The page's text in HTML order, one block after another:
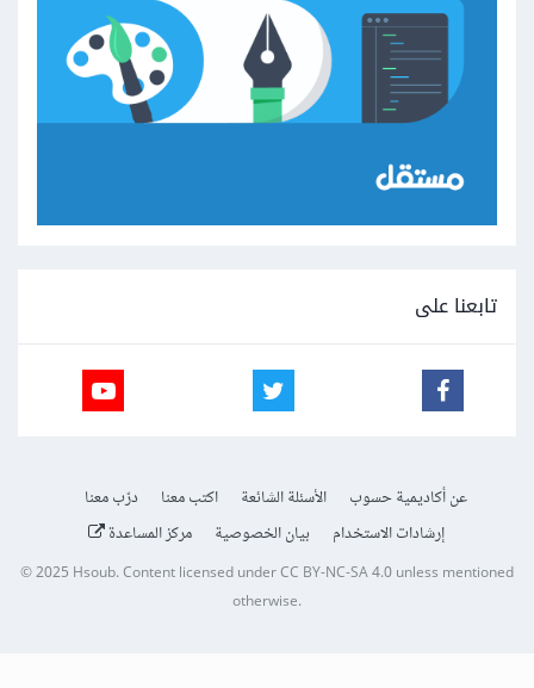
تابعنا على
عن أكاديمية حسوب الأسئلة الشائعة اكتب معنا
درّب معنا
إرشادات الاستخدام
بيان الخصوصية مركز المساعدة
© 2025Hsoub.Content licensed underCC BY-NC-SA 4.0unless mentioned
otherwise.